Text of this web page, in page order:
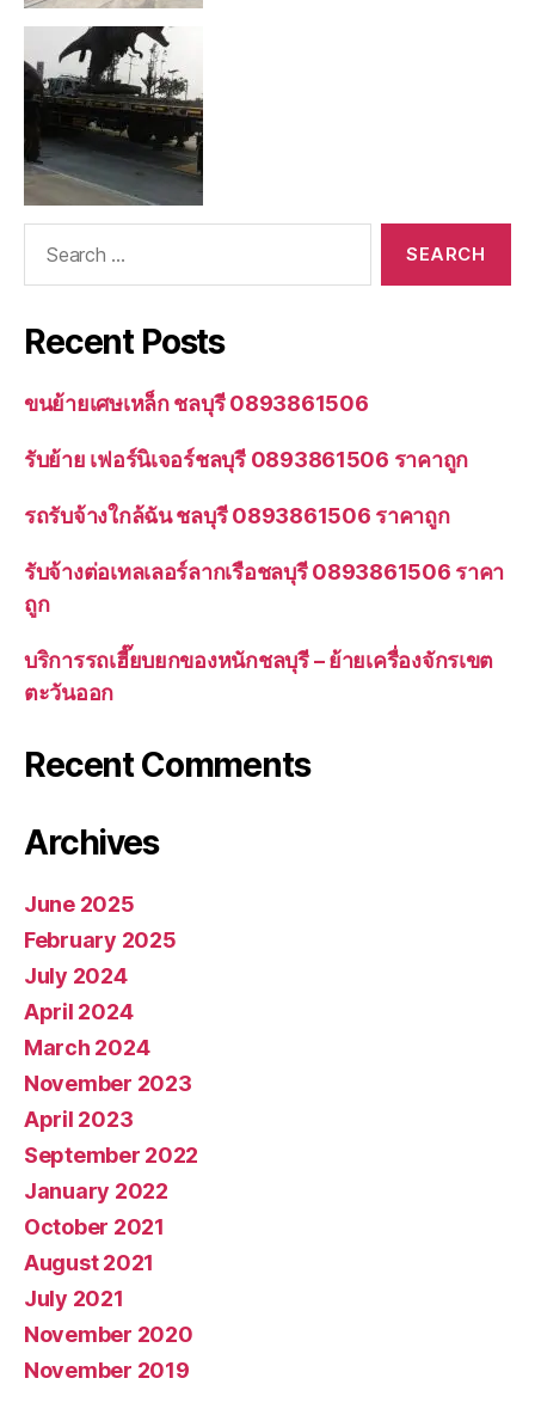
Recent Posts
ขนย้ายเศษเหล็ก ชลบุรี 0893861506
รับย้าย เฟอร์นิเจอร์ชลบุรี 0893861506 ราคาถูก
รถรับจ้างใกล้ฉัน ชลบุรี 0893861506 ราคาถูก
รับจ้างต่อเทลเลอร์ลากเรือชลบุรี 0893861506 ราคา
ถูก
บริการรถเฮี๊ยบยกของหนักชลบุรี – ย้ายเครื่องจักรเขต
ตะวันออก
Recent Comments
Archives
June 2025
February 2025
July 2024
April 2024
March 2024
November 2023
April 2023
September 2022
January 2022
October 2021
August 2021
July 2021
November 2020
November 2019